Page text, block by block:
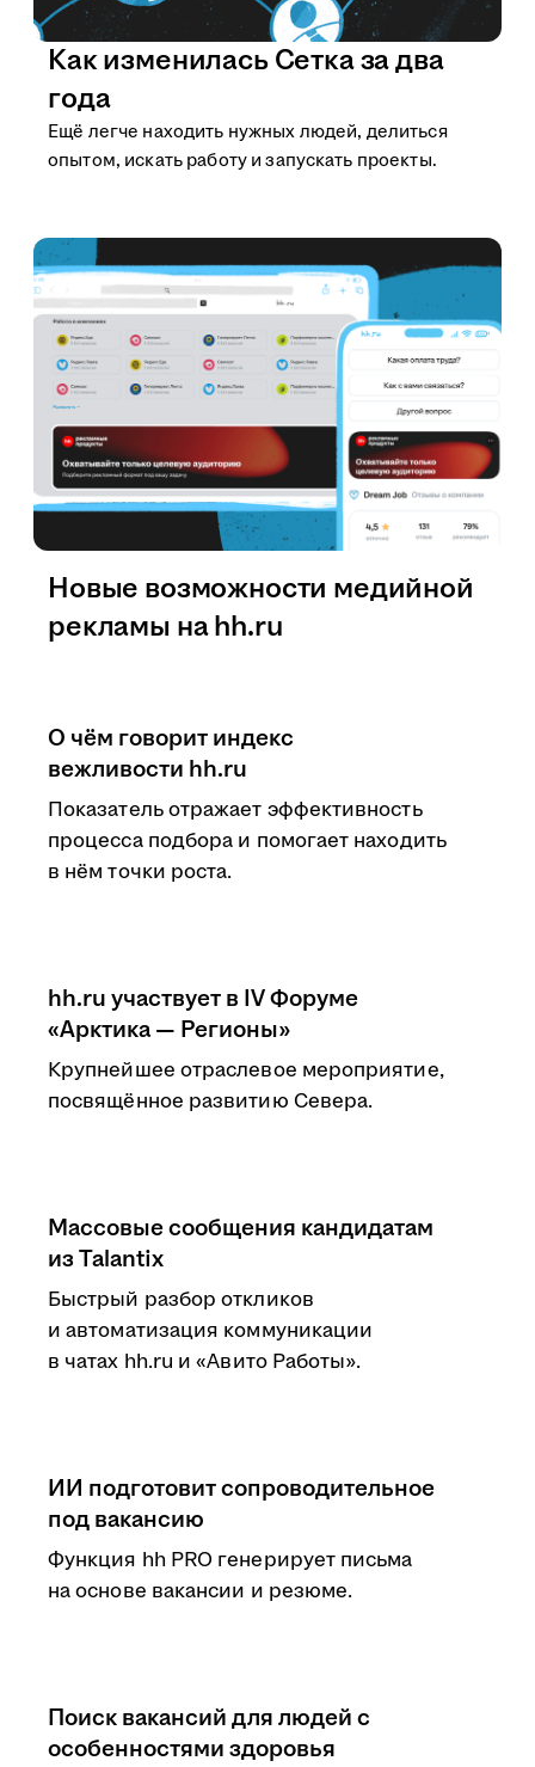
Как изменилась Сетка за два
года
Ещё легче находить нужных людей, делиться
опытом, искать работу и запускать проекты.
Новые возможности медийной
рекламы на hh.ru
О чём говорит индекс
вежливости hh.ru
Показатель отражает эффективность
процесса подбора и помогает находить
в нём точки роста.
hh.ru участвует в IV Форуме
«Арктика — Регионы»
Крупнейшее отраслевое мероприятие,
посвящённое развитию Севера.
Массовые сообщения кандидатам
из Talantix
Быстрый разбор откликов
и автоматизация коммуникации
в чатах hh.ru и «Авито Работы».
ИИ подготовит сопроводительное
под вакансию
Функция hh PRO генерирует письма
на основе вакансии и резюме.
Поиск вакансий для людей с
особенностями здоровья